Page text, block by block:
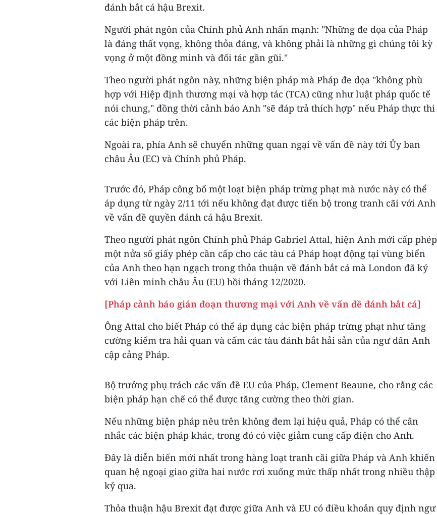
đánh bắt cá hậu Brexit.
Người phát ngôn của Chính phủ Anh nhấn mạnh: "Những đe dọa của Pháp
là đáng thất vọng, không thỏa đáng, và không phải là những gì chúng tôi kỳ
vọng ở một đồng minh và đối tác gần gũi."
Theo người phát ngôn này, những biện pháp mà Pháp đe dọa "không phù
hợp với Hiệp định thương mại và hợp tác (TCA) cũng như luật pháp quốc tế
nói chung," đồng thời cảnh báo Anh "sẽ đáp trả thích hợp" nếu Pháp thực thi
các biện pháp trên.
Ngoài ra, phía Anh sẽ chuyển những quan ngại về vấn đề này tới Ủy ban
châu Âu (EC) và Chính phủ Pháp.
Trước đó, Pháp công bố một loạt biện pháp trừng phạt mà nước này có thể
áp dụng từ ngày 2/11 tới nếu không đạt được tiến bộ trong tranh cãi với Anh
về vấn đề quyền đánh cá hậu Brexit.
Theo người phát ngôn Chính phủ Pháp Gabriel Attal, hiện Anh mới cấp phép
một nửa số giấy phép cần cấp cho các tàu cá Pháp hoạt động tại vùng biển
của Anh theo hạn ngạch trong thỏa thuận về đánh bắt cá mà London đã ký
với Liên minh châu Âu (EU) hồi tháng 12/2020.
[Pháp cảnh báo gián đoạn thương mại với Anh về vấn đề đánh bắt cá]
Ông Attal cho biết Pháp có thể áp dụng các biện pháp trừng phạt như tăng
cường kiểm tra hải quan và cấm các tàu đánh bắt hải sản của ngư dân Anh
cập cảng Pháp.
Bộ trưởng phụ trách các vấn đề EU của Pháp, Clement Beaune, cho rằng các
biện pháp hạn chế có thể được tăng cường theo thời gian.
Nếu những biện pháp nêu trên không đem lại hiệu quả, Pháp có thể cân
nhắc các biện pháp khác, trong đó có việc giảm cung cấp điện cho Anh.
Đây là diễn biến mới nhất trong hàng loạt tranh cãi giữa Pháp và Anh khiến
quan hệ ngoại giao giữa hai nước rơi xuống mức thấp nhất trong nhiều thập
kỷ qua.
Thỏa thuận hậu Brexit đạt được giữa Anh và EU có điều khoản quy định ngư